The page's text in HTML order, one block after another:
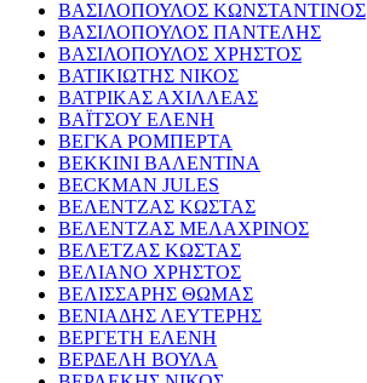
ΒΑΣΙΛΟΠΟΥΛΟΣ ΚΩΝΣΤΑΝΤΙΝΟΣ
ΒΑΣΙΛΟΠΟΥΛΟΣ ΠΑΝΤΕΛΗΣ
ΒΑΣΙΛΟΠΟΥΛΟΣ ΧΡΗΣΤΟΣ
ΒΑΤΙΚΙΩΤΗΣ ΝΙΚΟΣ
ΒΑΤΡΙΚΑΣ ΑΧΙΛΛΕΑΣ
ΒΑΪΤΣΟΥ ΕΛΕΝΗ
ΒΕΓΚΑ ΡΟΜΠΕΡΤΑ
ΒΕΚΚΙΝΙ ΒΑΛΕΝΤΙΝΑ
BECKMAN JULES
ΒΕΛΕΝΤΖΑΣ ΚΩΣΤΑΣ
ΒΕΛΕΝΤΖΑΣ ΜΕΛΑΧΡΙΝΟΣ
ΒΕΛΕΤΖΑΣ ΚΩΣΤΑΣ
ΒΕΛΙΑΝΟ ΧΡΗΣΤΟΣ
ΒΕΛΙΣΣΑΡΗΣ ΘΩΜΑΣ
ΒΕΝΙΑΔΗΣ ΛΕΥΤΕΡΗΣ
ΒΕΡΓΕΤΗ ΕΛΕΝΗ
ΒΕΡΔΕΛΗ ΒΟΥΛΑ